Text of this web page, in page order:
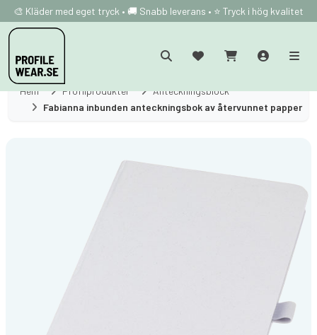
🎨 Kläder med eget tryck • 🚚 Snabb leverans • ⭐ Tryck i hög kvalitet
Hem Profilprodukter
Anteckningsblock
Fabianna inbunden anteckningsbok av återvunnet papper